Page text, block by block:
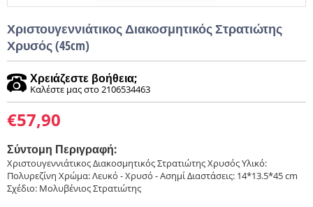
Χριστουγεννιάτικος Διακοσμητικός Στρατιώτης
Χρυσός (45cm)
Χρειάζεστε βοήθεια;
Καλέστε μας στο 2106534463
€57,90
Σύντομη Περιγραφή:
Χριστουγεννιάτικος Διακοσμητικός Στρατιώτης Χρυσός Υλικό:
Πολυρεζίνη Χρώμα: Λευκό - Χρυσό - Ασημί Διαστάσεις: 14*13.5*45 cm
Σχέδιο: Μολυβένιος Στρατιώτης